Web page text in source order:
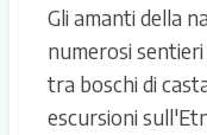
Gli amanti della
numerosi
tra boschi di
escursioni